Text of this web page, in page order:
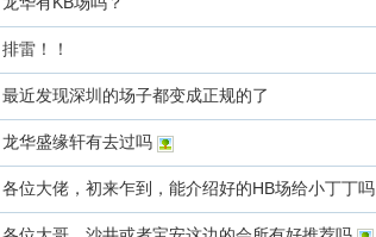
排雷！！
最近发现深圳的场子都变成正规的了
龙华盛缘轩有去过吗
各位大佬，初来乍到，能介绍好的HB场给小丁丁吗